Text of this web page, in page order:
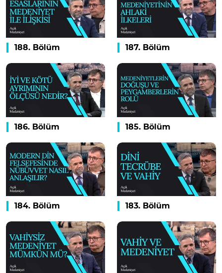
188. Bölüm 187. Bölüm
186. Bölüm 185. Bölüm
184. Bölüm 183. Bölüm